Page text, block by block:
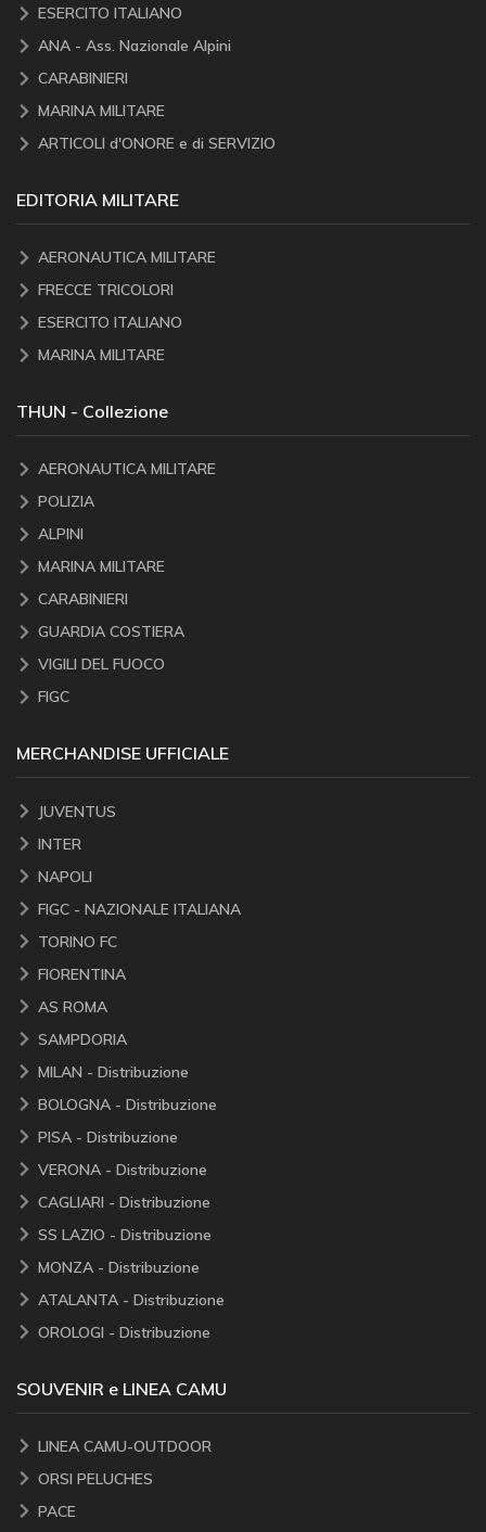
ESERCITO ITALIANO
ANA - Ass. Nazionale Alpini
CARABINIERI
MARINA MILITARE
ARTICOLI d'ONORE e di SERVIZIO
EDITORIA MILITARE
AERONAUTICA MILITARE
FRECCE TRICOLORI
ESERCITO ITALIANO
MARINA MILITARE
THUN - Collezione
AERONAUTICA MILITARE
POLIZIA
ALPINI
MARINA MILITARE
CARABINIERI
GUARDIA COSTIERA
VIGILI DEL FUOCO
FIGC
MERCHANDISE UFFICIALE
JUVENTUS
INTER
NAPOLI
FIGC - NAZIONALE ITALIANA
TORINO FC
FIORENTINA
AS ROMA
SAMPDORIA
MILAN - Distribuzione
BOLOGNA - Distribuzione
PISA - Distribuzione
VERONA - Distribuzione
CAGLIARI - Distribuzione
SS LAZIO - Distribuzione
MONZA - Distribuzione
ATALANTA - Distribuzione
OROLOGI - Distribuzione
SOUVENIR e LINEA CAMU
LINEA CAMU-OUTDOOR
ORSI PELUCHES
PACE